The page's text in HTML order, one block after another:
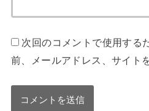
次回のコメントで使用する
前、メールアドレス、サイト